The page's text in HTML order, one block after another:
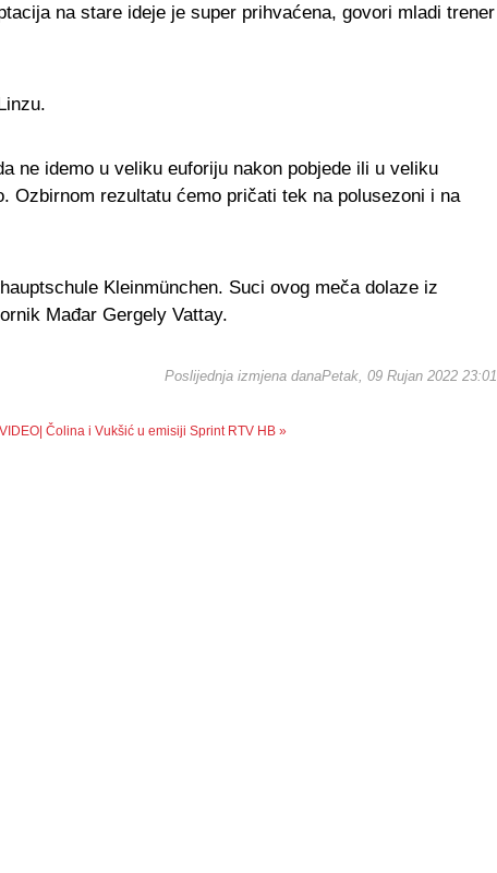
na stare ideje je super prihvaćena, govori mladi trener
ne idemo u veliku euforiju nakon pobjede ili u veliku
Ozbirnom rezultatu ćemo pričati tek na polusezoni i na
Kleinmünchen. Suci ovog meča dolaze iz
Mađar Gergely Vattay.
Poslijednja izmjena danaPetak, 09 Rujan 2022 23:01
Čolina i Vukšić u emisiji Sprint RTV HB »